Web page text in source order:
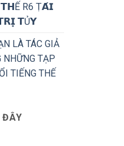
R6 Ṭ𝗔́𝗜
𝗧Ủ𝗬
LÀ TÁC GIẢ
NHỮNG TẠP
TIẾNG THẾ
ĐÂY